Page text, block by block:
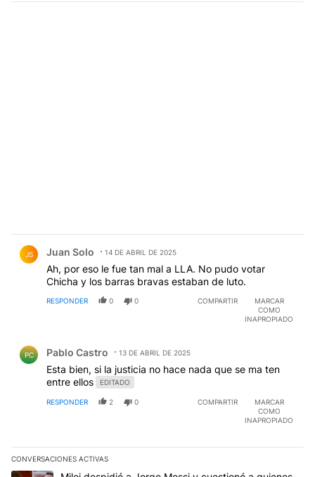
JS Juan Solo 14 DE ABRIL DE 2025
Ah, por eso le fue tan mal a LLA. No pudo votar
Chicha y los barras bravas estaban de luto.
RESPONDER 0 0 COMPARTIR
MARCAR
COMO
INAPROPIADO
PC Pablo Castro 13 DE ABRIL DE 2025
Esta bien, si la justicia no hace nada que se ma ten
entre ellos
EDITADO
RESPONDER 2 0 COMPARTIR
MARCAR
COMO
INAPROPIADO
CONVERSACIONES ACTIVAS
Este listado muestra los artículos con más comentarios en los